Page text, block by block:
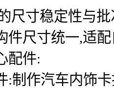
尺寸稳定性与
件尺寸统一,适
配件:
:制作汽车内饰